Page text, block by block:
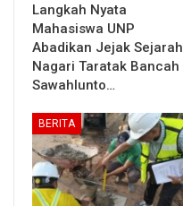
Langkah Nyata
Mahasiswa UNP
Abadikan Jejak Sejarah
Nagari Taratak Bancah
Sawahlunto…
BERITA